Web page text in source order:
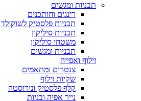
תבניות ומגשים
רינגים וחותכנים
תבניות פלסטיק לשוקולד
תבניות סיליקון
משטחי סיליקון
תבניות ומגשים
זילוף ואפייה
צנטרים ומתאמים
שקיות זילוף
קלף פלסטיק ונירוסטה
נייר אפיה ובניות